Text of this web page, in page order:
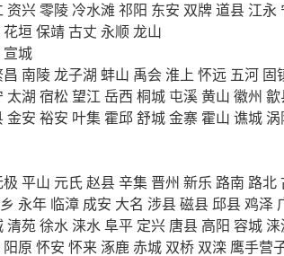
资兴零陵 冷水滩 祁阳 东安 双牌道县 江永
花垣保靖古丈 永顺龙山
宣城
南陵龙子湖 蚌山 禹会淮上 怀远 五河 固
太湖 宿松 望江 岳西 桐城 屯溪黄山 徽州
金安 裕安 叶集 霍邱舒城金寨 霍山 谯城
平山 元氏赵县辛集 晋州 新乐 路南 路北
永年 临漳 成安 大名 涉县磁县邱县鸡泽
清苑徐水 涞水阜平 定兴 唐县 高阳 容城
阳原 怀安 怀来涿鹿赤城 双桥 双滦 鹰手营